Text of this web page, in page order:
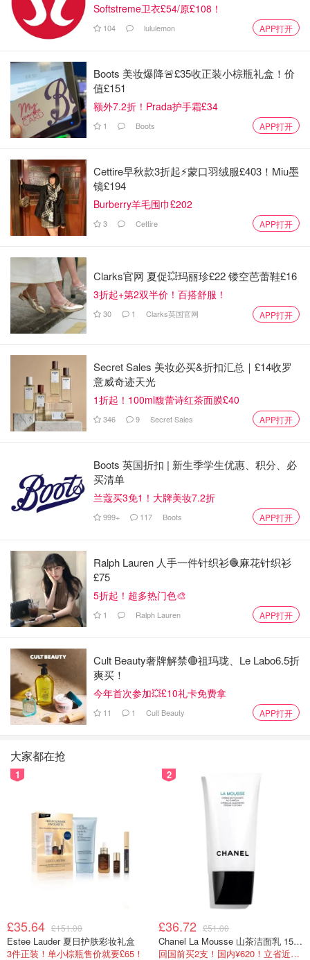
爱上春天一万次
Softstreme卫衣£54/原£108！
104 lululemon APP打开
Boots 美妆爆降🚨£35收正装小棕瓶礼盒！价
值£151
额外7.2折！Prada护手霜£34
1 Boots APP打开
Cettire早秋款3折起⚡️蒙口羽绒服£403！Miu墨
镜£194
Burberry羊毛围巾£202
3 Cettire APP打开
Clarks官网 夏促💥玛丽珍£22 镂空芭蕾鞋£16
3折起+第2双半价！百搭舒服！
30 1 Clarks英国官网 APP打开
Secret Sales 美妆必买&折扣汇总｜£14收罗
意威奇迹天光
1折起！100ml馥蕾诗红茶面膜£40
346 9 Secret Sales APP打开
Boots 英国折扣 | 新生季学生优惠、积分、必
买清单
兰蔻买3免1！大牌美妆7.2折
999+ 117 Boots APP打开
Ralph Lauren 人手一件针织衫🧶麻花针织衫
£75
5折起！超多热门色🎨
1 Ralph Lauren APP打开
Cult Beauty奢牌解禁🔴祖玛珑、Le Labo6.5折
爽买！
今年首次参加💥£10礼卡免费拿
11 1 Cult Beauty APP打开
大家都在抢
1
£35.64 £151.00
Estee Lauder 夏日护肤彩妆礼盒
3件正装！单小棕瓶售价就要£65！
2
£36.72 £51.00
Chanel La Mousse 山茶洁面乳 150ml
回国前买2支！国内¥620！立省近一半！